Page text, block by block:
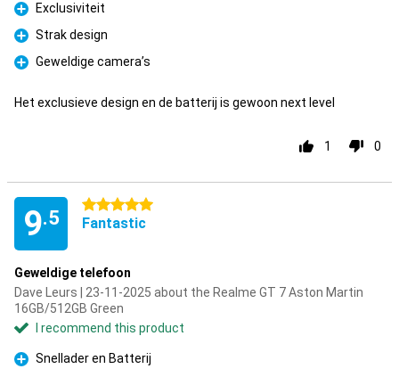
Pro
Exclusiviteit
Pro
Strak design
Pro
Geweldige camera’s
Het exclusieve design en de batterij is gewoon next level
1 0
9.5
5 stars
Fantastic
Geweldige telefoon
Dave Leurs | 23-11-2025 about the Realme GT 7 Aston Martin
16GB/512GB Green
I recommend this product
Pro
Snellader en Batterij